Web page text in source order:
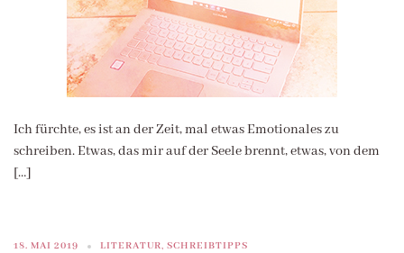
Ich fürchte, es ist an der Zeit, mal etwas Emotionales zu
schreiben. Etwas, das mir auf der Seele brennt, etwas, von dem
[…]
18. MAI 2019 LITERATUR, SCHREIBTIPPS